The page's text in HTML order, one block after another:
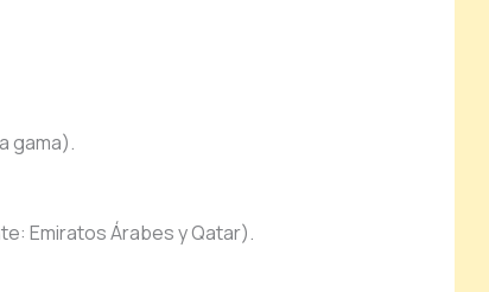
gama).
Emiratos Árabes y Qatar).